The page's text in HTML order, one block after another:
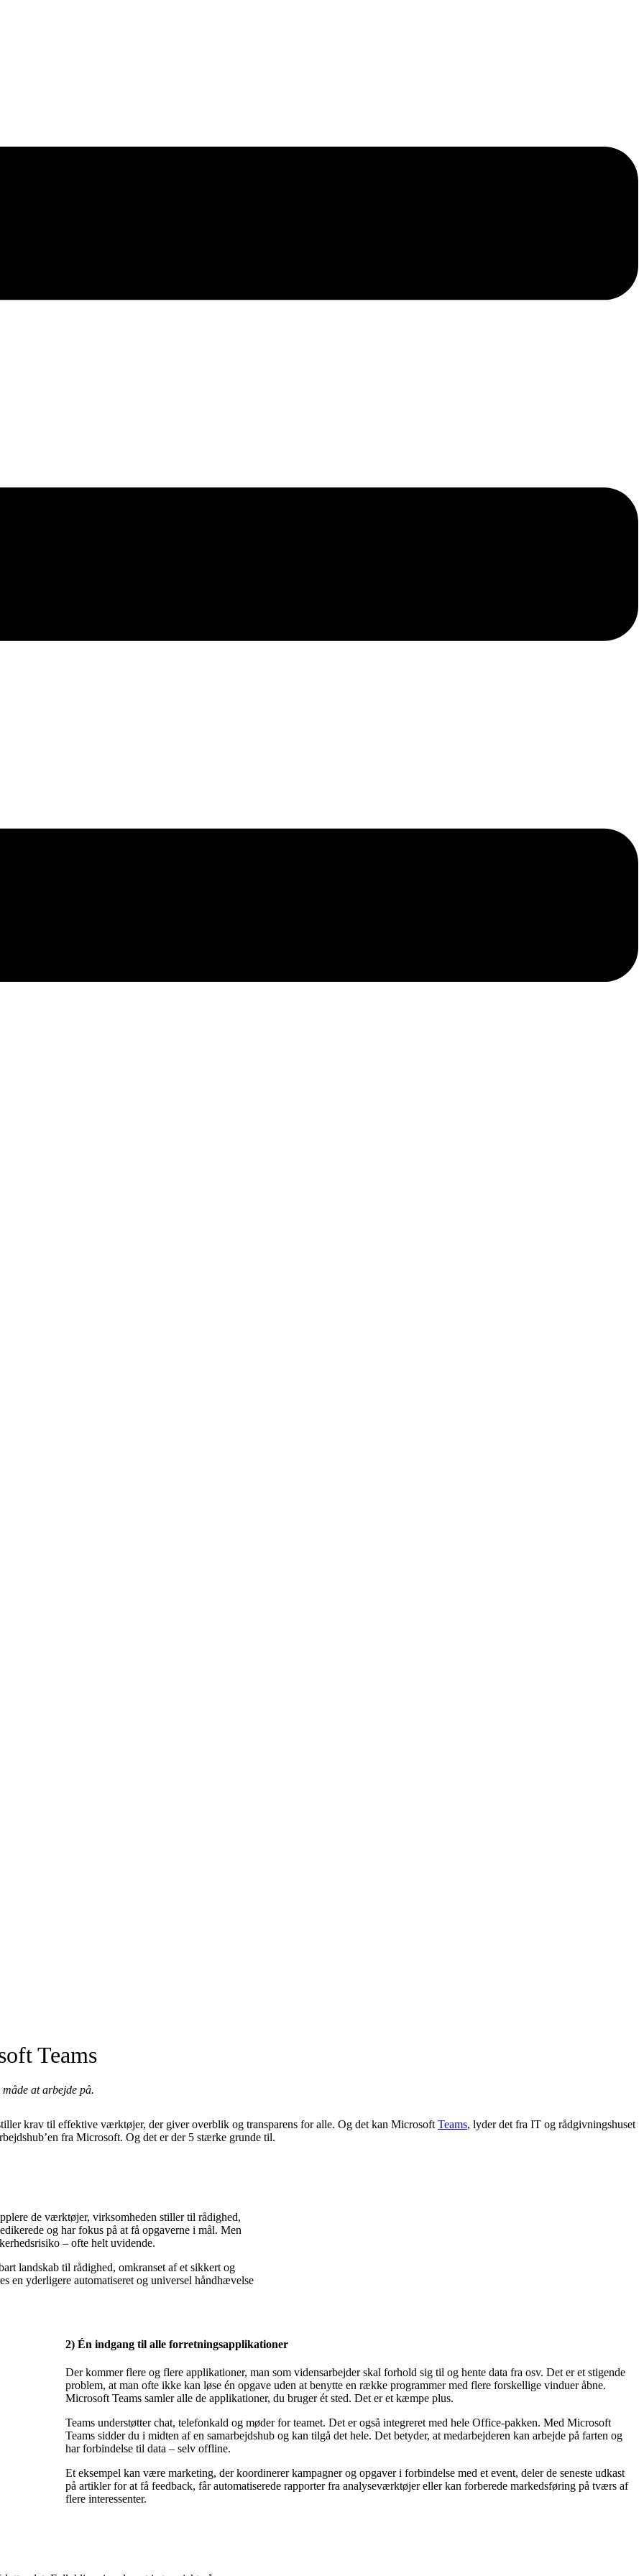
Teams
at arbejde på.
krav til effektive værktøjer, der giver overblik og transparens for alle. Og det kan Microsoft Teams, lyder det fra IT og rådgivningshuset
fra Microsoft. Og det er der 5 stærke grunde til.
de værktøjer, virksomheden stiller til rådighed,
og har fokus på at få opgaverne i mål. Men
– ofte helt uvidende.
landskab til rådighed, omkranset af et sikkert og
yderligere automatiseret og universel håndhævelse
2) Én indgang til alle forretningsapplikationer
Der kommer flere og flere applikationer, man som vidensarbejder skal forhold sig til og hente data fra osv. Det er et stigende
problem, at man ofte ikke kan løse én opgave uden at benytte en række programmer med flere forskellige vinduer åbne.
Microsoft Teams samler alle de applikationer, du bruger ét sted. Det er et kæmpe plus.
Teams understøtter chat, telefonkald og møder for teamet. Det er også integreret med hele Office-pakken. Med Microsoft
Teams sidder du i midten af en samarbejdshub og kan tilgå det hele. Det betyder, at medarbejderen kan arbejde på farten og
har forbindelse til data – selv offline.
Et eksempel kan være marketing, der koordinerer kampagner og opgaver i forbindelse med et event, deler de seneste udkast
på artikler for at få feedback, får automatiserede rapporter fra analyseværktøjer eller kan forberede markedsføring på tværs af
flere interessenter.